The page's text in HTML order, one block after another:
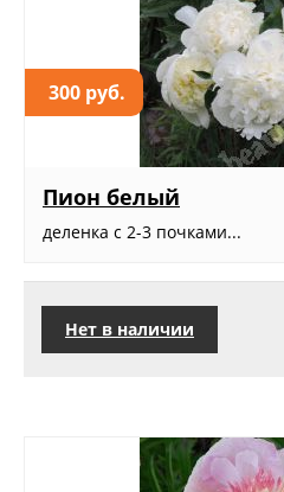
300 руб.
Пион белый
деленка с 2-3 почками...
Нет в наличии